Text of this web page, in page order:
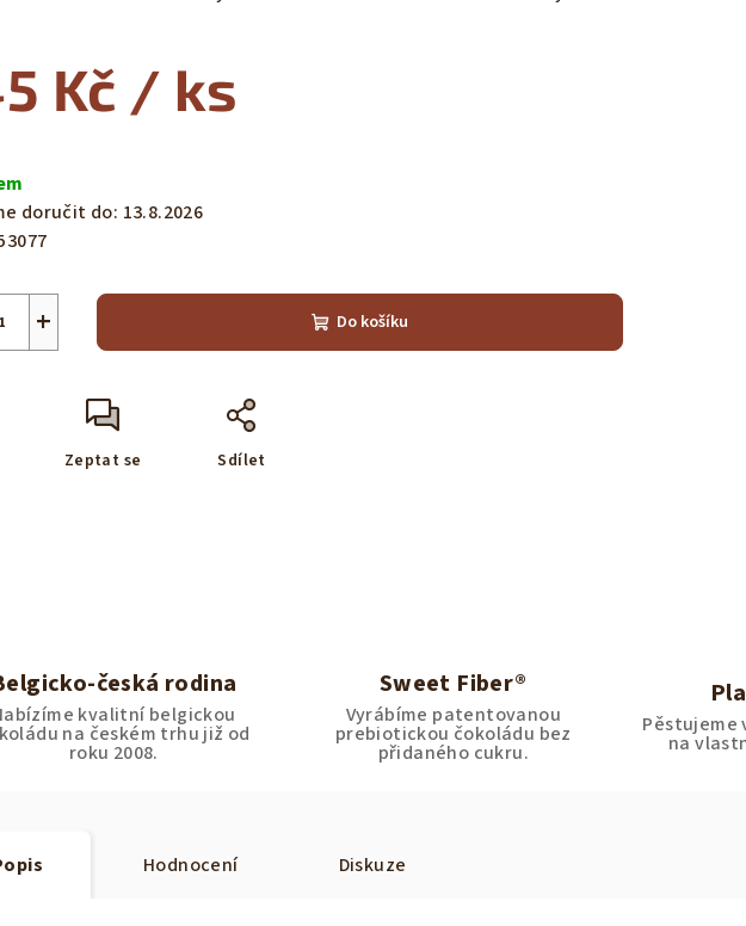
Kč / ks
doručit do: 13.8.2026
+ Do košíku
Zeptat se Sdílet
česká rodina
kvalitní belgickou
na českém trhu již od
roku 2008.
Sweet Fiber®
Vyrábíme patentovanou
prebiotickou čokoládu bez
přidaného cukru.
Pěstujeme
na
Hodnocení Diskuze